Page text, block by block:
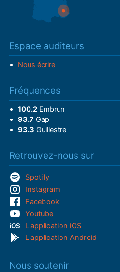
Espace auditeurs
Nous écrire
Fréquences
100.2Embrun
93.7 Gap
93.3 Guillestre
Retrouvez-nous sur
Spotify
Instagram
Facebook
Youtube
L'application iOS
L'application Android
Nous soutenir